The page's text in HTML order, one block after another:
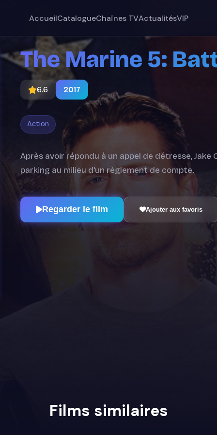
AccueilCatalogueChaînes TVActualitésVIP
The Marine 5:
6.6 2017
Action
Après avoir répondu à un appel de détresse,
parking au milieu d'un règlement de compte.
Regarder le film Ajouter aux favoris
Films similaires